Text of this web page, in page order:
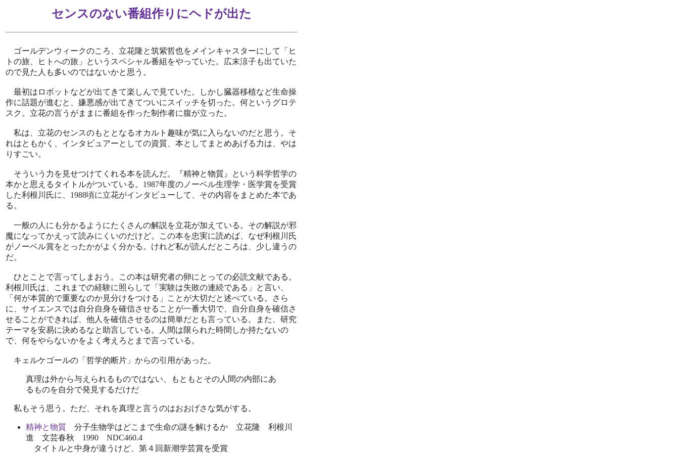
センスのない番組作りにヘドが出た
ゴールデンウィークのころ、立花隆と筑紫哲也をメインキャスターにして「ヒ
トの旅、ヒトへの旅」というスペシャル番組をやっていた。広末涼子も出ていた
ので見た人も多いのではないかと思う。
最初はロボットなどが出てきて楽しんで見ていた。しかし臓器移植など生命操
作に話題が進むと、嫌悪感が出てきてついにスイッチを切った。何というグロテ
スク。立花の言うがままに番組を作った制作者に腹が立った。
私は、立花のセンスのもととなるオカルト趣味が気に入らないのだと思う。そ
れはともかく、インタビュアーとしての資質、本としてまとめあげる力は、やは
りすごい。
そういう力を見せつけてくれる本を読んだ。『精神と物質』という科学哲学の
本かと思えるタイトルがついている。1987年度のノーベル生理学・医学賞を受賞
した利根川氏に、1988頃に立花がインタビューして、その内容をまとめた本であ
る。
一般の人にも分かるようにたくさんの解説を立花が加えている。その解説が邪
魔になってかえって読みにくいのだけど。この本を忠実に読めば、なぜ利根川氏
がノーベル賞をとったかがよく分かる。けれど私が読んだところは、少し違うの
だ。
ひとことで言ってしまおう。この本は研究者の卵にとっての必読文献である。
利根川氏は、これまでの経験に照らして「実験は失敗の連続である」と言い、
「何が本質的で重要なのか見分けをつける」ことが大切だと述べている。さら
に、サイエンスでは自分自身を確信させることが一番大切で、自分自身を確信さ
せることができれば、他人を確信させるのは簡単だとも言っている。また、研究
テーマを安易に決めるなと助言している。人間は限られた時間しか持たないの
で、何をやらないかをよく考えろとまで言っている。
キェルケゴールの「哲学的断片」からの引用があった。
真理は外から与えられるものではない、もともとその人間の内部にあ
るものを自分で発見するだけだ
私もそう思う。ただ、それを真理と言うのはおおげさな気がする。
精神と物質 分子生物学はどこまで生命の謎を解けるか 立花隆 利根川
進 文芸春秋 1990 NDC460.4
タイトルと中身が違うけど、第４回新潮学芸賞を受賞